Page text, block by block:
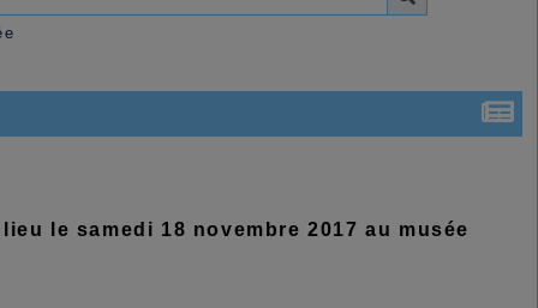
le samedi 18 novembre 2017 au musée